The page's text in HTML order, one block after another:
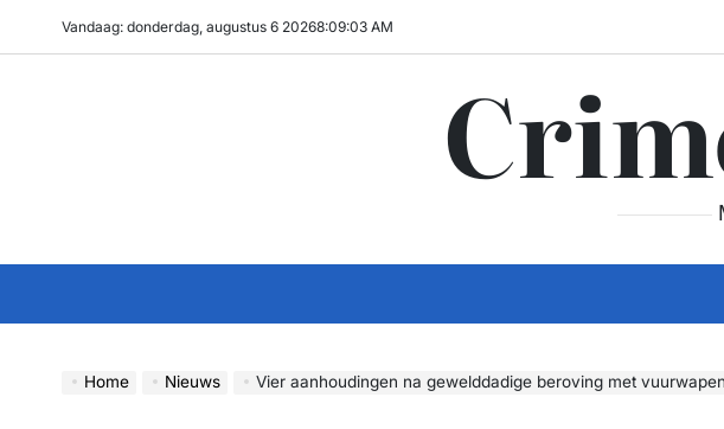
Vandaag: donderdag, augustus 6 20268:09:04 AM
Home Nieuws Vier aanhoudingen na gewelddadige beroving met vuurwapen tijdens